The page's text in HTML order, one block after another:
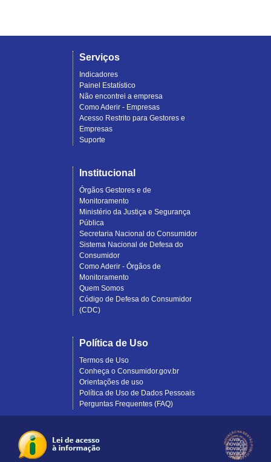
Serviços
Indicadores
Painel Estatístico
Não encontrei a empresa
Como Aderir - Empresas
Acesso Restrito para Gestores e
Empresas
Suporte
Institucional
Órgãos Gestores e de
Monitoramento
Ministério da Justiça e Segurança
Pública
Secretaria Nacional do Consumidor
Sistema Nacional de Defesa do
Consumidor
Como Aderir - Órgãos de
Monitoramento
Quem Somos
Código de Defesa do Consumidor
(CDC)
Política de Uso
Termos de Uso
Conheça o Consumidor.gov.br
Orientações de uso
Política de Uso de Dados Pessoais
Perguntas Frequentes (FAQ)